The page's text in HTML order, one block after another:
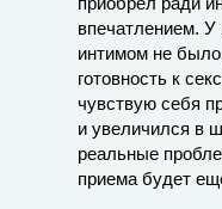
впечатлением.
интимом не
готовность к
чувствую себя
и увеличился в
реальные
приема будет